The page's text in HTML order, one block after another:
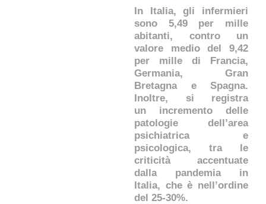
In Italia, gli infermieri
sono 5,49 per mille
abitanti, contro un
valore medio del 9,42
per mille di Francia,
Germania, Gran
Bretagna e Spagna.
Inoltre, si registra
un incremento delle
patologie dell’area
psichiatrica e
psicologica, tra le
criticità accentuate
dalla pandemia in
Italia, che è nell’ordine
del 25-30%.